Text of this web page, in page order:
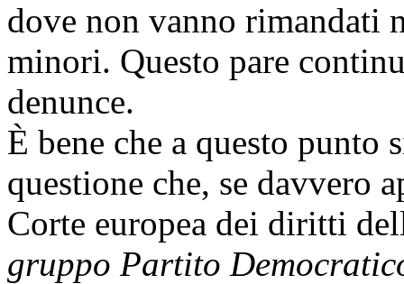
dove non vanno
minori. Questo pare
denunce.
È bene che a questo punto
questione che, se davvero
Corte europea dei diritti
gruppo Partito